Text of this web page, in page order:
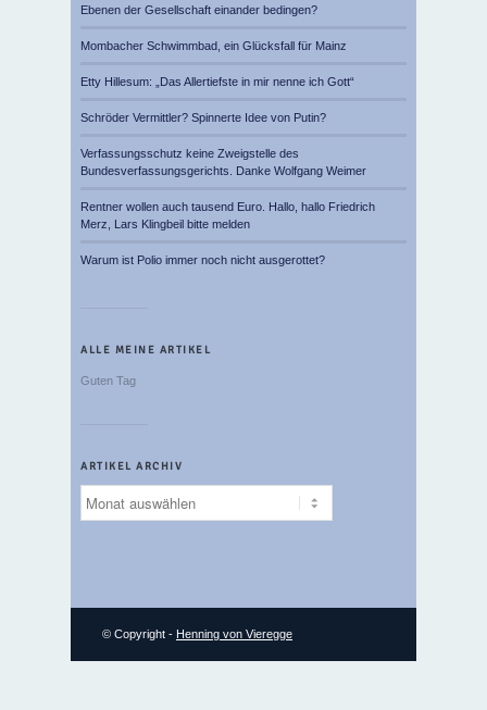
Ebenen der Gesellschaft einander bedingen?
Mombacher Schwimmbad, ein Glücksfall für Mainz
Etty Hillesum: „Das Allertiefste in mir nenne ich Gott“
Schröder Vermittler? Spinnerte Idee von Putin?
Verfassungsschutz keine Zweigstelle des
Bundesverfassungsgerichts. Danke Wolfgang Weimer
Rentner wollen auch tausend Euro. Hallo, hallo Friedrich
Merz, Lars Klingbeil bitte melden
Warum ist Polio immer noch nicht ausgerottet?
ALLE MEINE ARTIKEL
Guten Tag
ARTIKEL ARCHIV
Artikel
Archiv
© Copyright - Henning von Vieregge